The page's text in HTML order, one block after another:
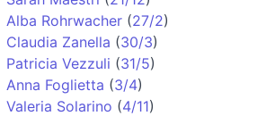
Alba Rohrwacher (27/2)
Claudia Zanella (30/3)
Patricia Vezzuli (31/5)
Anna Foglietta (3/4)
Valeria Solarino (4/11)